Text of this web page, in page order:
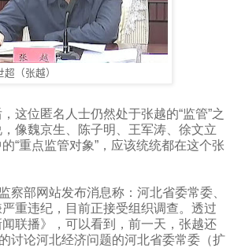
超（张越）
这位匿名人士仍然处于张越的“监管”之
像魏京生、陈子明、王军涛、徐文立
“重点监管对象”，应该统统都在这个张
察部网站发布消息称：河北省委常委、
重违纪，目前正接受组织调查。透过
联播》，可以看到，前一天，张越还
讨论河北经济问题的河北省委常委（扩